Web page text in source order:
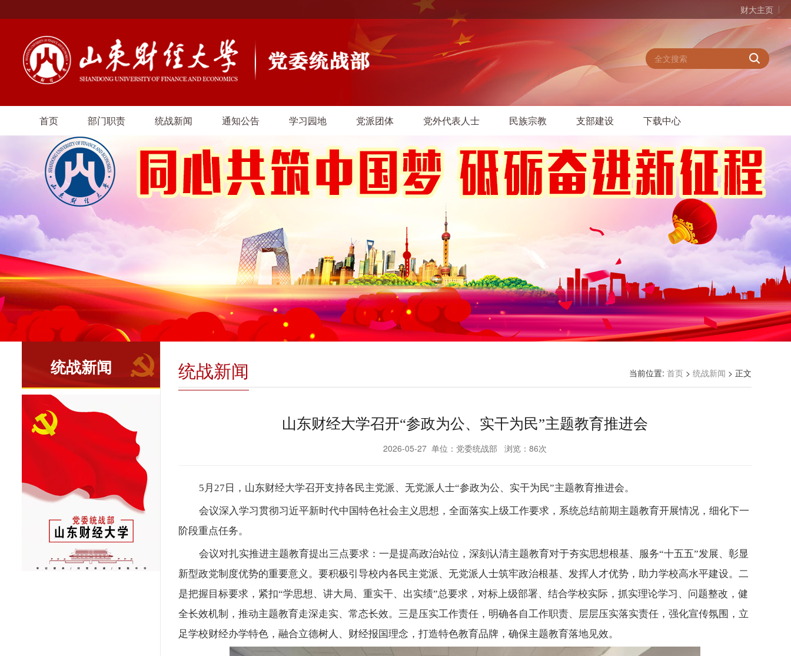
财大主页
首页 部门职责 统战新闻 通知公告 学习园地 党派团体 党外代表人士 民族宗教 支部建设 下载中心
统战新闻 统战新闻 当前位置: 首页 > 统战新闻 > 正文
山东财经大学召开“参政为公、实干为民”主题教育推进会
2026-05-27 单位：党委统战部 浏览： 86次
5月27日，山东财经大学召开支持各民主党派、无党派人士“参政为公、实干为民”主题教育推进会。
会议深入学习贯彻习近平新时代中国特色社会主义思想，全面落实上级工作要求，系统总结前期主题教育开展情况，细化下一
阶段重点任务。
会议对扎实推进主题教育提出三点要求：一是提高政治站位，深刻认清主题教育对于夯实思想根基、服务“十五五”发展、彰显
新型政党制度优势的重要意义。要积极引导校内各民主党派、无党派人士筑牢政治根基、发挥人才优势，助力学校高水平建设。二
是把握目标要求，紧扣“学思想、讲大局、重实干、出实绩”总要求，对标上级部署、结合学校实际，抓实理论学习、问题整改，健
全长效机制，推动主题教育走深走实、常态长效。三是压实工作责任，明确各自工作职责、层层压实落实责任，强化宣传氛围，立
足学校财经办学特色，融合立德树人、财经报国理念，打造特色教育品牌，确保主题教育落地见效。